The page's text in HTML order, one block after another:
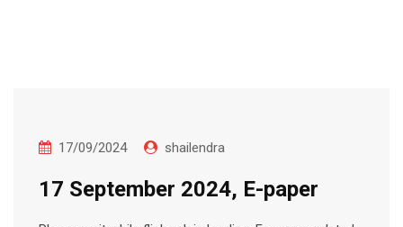
17/09/2024 shailendra
17 September 2024, E-paper